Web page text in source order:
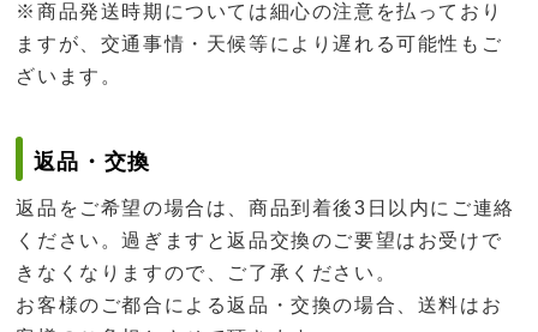
※商品発送時期については細心の注意を払っており
ますが、交通事情・天候等により遅れる可能性もご
ざいます。
返品・交換
返品をご希望の場合は、商品到着後3日以内にご連絡
ください。過ぎますと返品交換のご要望はお受けで
きなくなりますので、ご了承ください。
お客様のご都合による返品・交換の場合、送料はお